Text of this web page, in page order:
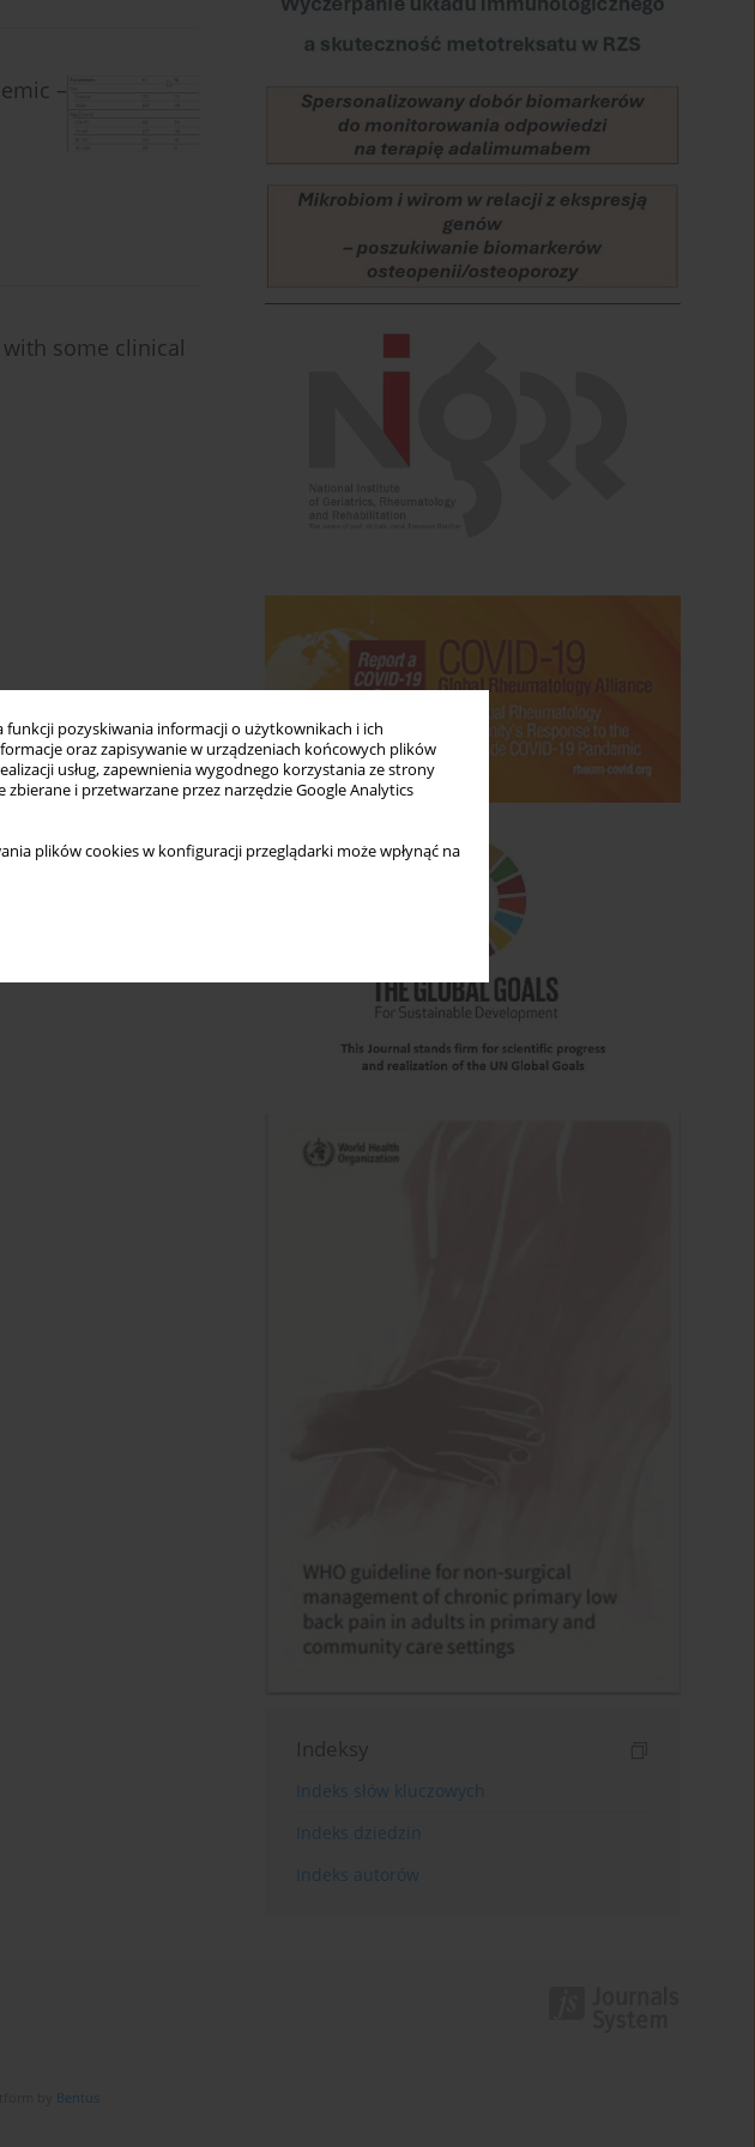
funkcji pozyskiwania informacji o użytkownikach i ich
oraz zapisywanie w urządzeniach końcowych plików
usług, zapewnienia wygodnego korzystania ze strony
zbierane i przetwarzane przez narzędzie Google Analytics
plików cookies w konfiguracji przeglądarki może wpłynąć na
–
some clinical
Indeksy
Indeks słów kluczowych
Indeks dziedzin
Indeks autorów
Bentus